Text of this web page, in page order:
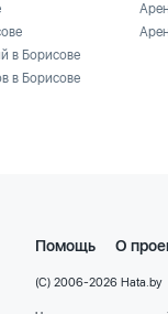
в Борисове
в Борисове
Помощь О
(C) 2006-2026 Hata.by